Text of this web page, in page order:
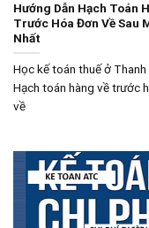
Hướng Dẫn Hạch Toán
Trước Hóa Đơn Về Sau
Nhất
Học kế toán thuế ở Thanh
Hạch toán hàng về trước
về